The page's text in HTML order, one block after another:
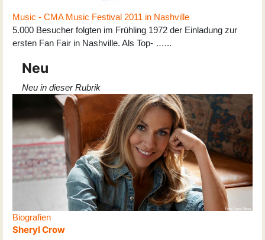
Music - CMA Music Festival 2011 in Nashville
5.000 Besucher folgten im Frühling 1972 der Einladung zur
ersten Fan Fair in Nashville. Als Top- …...
Neu
Neu in dieser Rubrik
Biografien
Sheryl Crow